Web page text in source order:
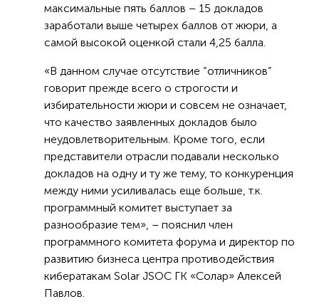
максимальные пять баллов – 15 докладов
заработали выше четырех баллов от жюри, а
самой высокой оценкой стали 4,25 балла.
«В данном случае отсутствие “отличников”
говорит прежде всего о строгости и
избирательности жюри и совсем не означает,
что качество заявленных докладов было
неудовлетворительным. Кроме того, если
представители отрасли подавали несколько
докладов на одну и ту же тему, то конкуренция
между ними усиливалась еще больше, т.к.
программный комитет выступает за
разнообразие тем», – пояснил член
программного комитета форума и директор по
развитию бизнеса центра противодействия
кибератакам Solar JSOC ГК «Солар» Алексей
Павлов.